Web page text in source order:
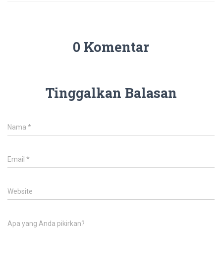
0 Komentar
Tinggalkan Balasan
Nama *
Email *
Website
Apa yang Anda pikirkan?